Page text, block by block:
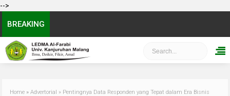
-->
BREAKING
Home »Advertorial » Pentingnya Data Responden yang Tepat dalam Era Bisnis